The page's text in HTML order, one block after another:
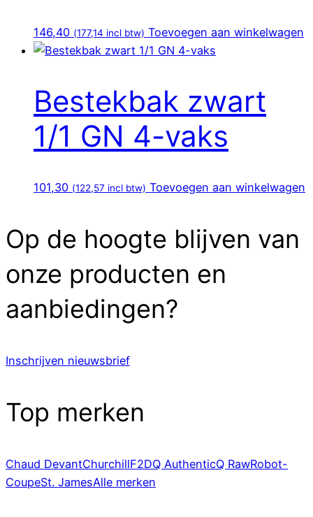
146,40 (177,14 incl btw) Toevoegen aan winkelwagen
Bestekbak zwart
1/1 GN 4-vaks
101,30 (122,57 incl btw) Toevoegen aan winkelwagen
Op de hoogte blijven van
onze producten en
aanbiedingen?
Inschrijven nieuwsbrief
Top merken
Chaud DevantChurchillF2DQ AuthenticQ RawRobot-
CoupeSt. JamesAlle merken